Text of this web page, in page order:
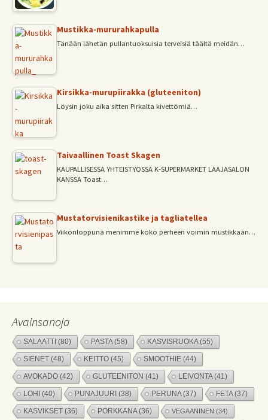
Mustikka-mururahkapulla
Tänään lähetän pullantuoksuisia terveisiä täältä meidän…
Kirsikka-murupiirakka (gluteeniton)
Löysin joku aika sitten Pirkalta kivettömiä…
Taivaallinen Toast Skagen
KAUPALLISESSA YHTEISTYÖSSÄ K-SUPERMARKET LAAJASALON
KANSSA Toast…
Mustatorvisienikastike ja tagliatellea
Viikonloppuna menimme koko perheen voimin mustikkaan…
Avainsanoja
SALAATTI (80) PASTA(58) KASVISRUOKA(55)
SIENET (48) KEITTO (45) SMOOTHIE (44)
AVOKADO (42) GLUTEENITON (41) LEIVONTA(41)
LOHI (40) PUNAJUURI (38) PERUNA(37) FETA(37)
KASVIKSET (36) PORKKANA(36) VEGAANINEN (34)